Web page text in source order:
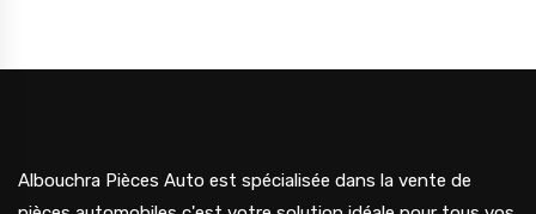
Albouchra Pièces Auto est spécialisée dans la vente de